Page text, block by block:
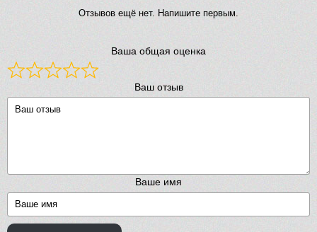
Отзывов ещё нет. Напишите первым.
Ваша общая оценка
Ваш отзыв
Ваше имя